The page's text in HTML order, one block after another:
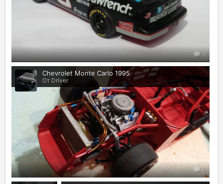
0
Chevrolet Monte Carlo 1995
От Driver
0